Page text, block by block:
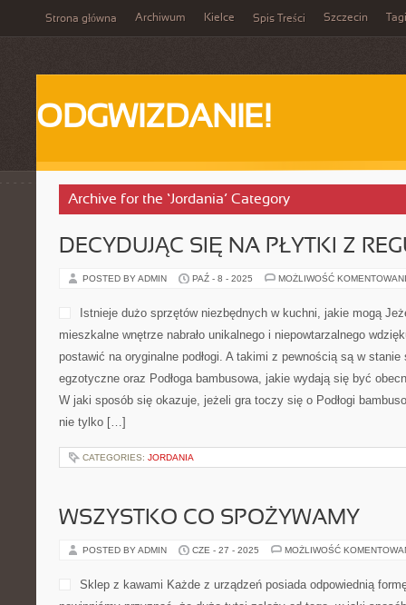
Strona główna Archiwum Kielce Spis Treści Szczecin Tagi
ODGWIZDANIE!
Archive for the ‘Jordania’ Category
DECYDUJĄC SIĘ NA PŁYTKI Z
POSTED BY ADMIN PAŹ - 8 - 2025 MOŻLIWOŚĆ
Istnieje dużo sprzętów niezbędnych w kuchni, jakie mogą
mieszkalne wnętrze nabrało unikalnego i niepowtarzalnego
postawić na oryginalne podłogi. A takimi z pewnością są w
egzotyczne oraz Podłoga bambusowa, jakie wydają się być
W jaki sposób się okazuje, jeżeli gra toczy się o Podłogi
nie tylko […]
CATEGORIES: JORDANIA
WSZYSTKO CO SPOŻYWAMY…
POSTED BY ADMIN CZE - 27 - 2025 MOŻLIWOŚĆ
Sklep z kawami Każde z urządzeń posiada odpowiednią